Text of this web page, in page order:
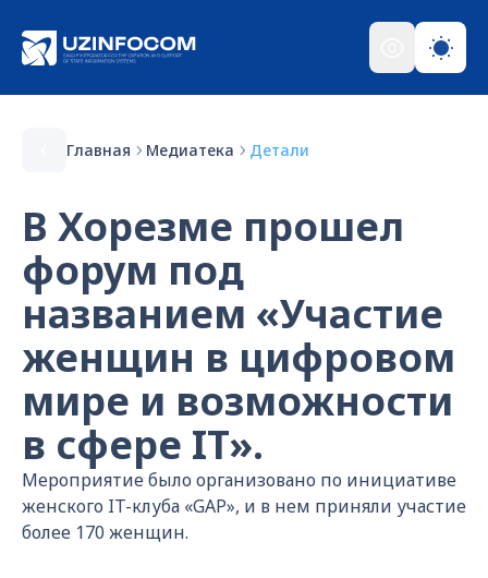
Главная Медиатека Детали
В Хорезме прошел
форум под
названием «Участие
женщин в цифровом
мире и возможности
в сфере IT».
Мероприятие было организовано по инициативе
женского IT-клуба «GAP», и в нем приняли участие
более 170 женщин.